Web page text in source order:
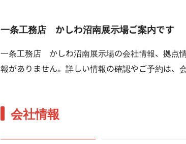
一条工務店 かしわ沼南展示場ご案内です
一条工務店 かしわ沼南展示場の会社情報、拠点
報がありません。詳しい情報の確認やご予約は、
会社情報